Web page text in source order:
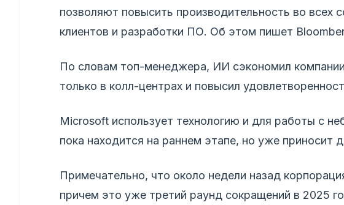
позволяют повысить производительность во всех
клиентов и разработки ПО. Об этом пишет
По словам топ-менеджера, ИИ сэкономил
только в колл-центрах и повысил
Microsoft использует технологию и для работы с
пока находится на раннем этапе, но уже приносит
Примечательно, что около недели назад
причем это уже третий раунд сокращений в 2025